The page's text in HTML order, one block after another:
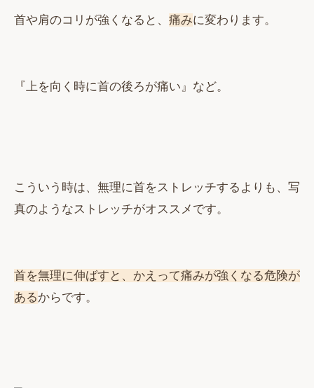
首や肩のコリが強くなると、 痛みに変わります。
『上を向く時に首の後ろが痛い』など。
こういう時は、無理に首をストレッチするよりも、写
真のようなストレッチがオススメです。
首を無理に伸ばすと、かえって痛みが強くなる危険が
あるからです。